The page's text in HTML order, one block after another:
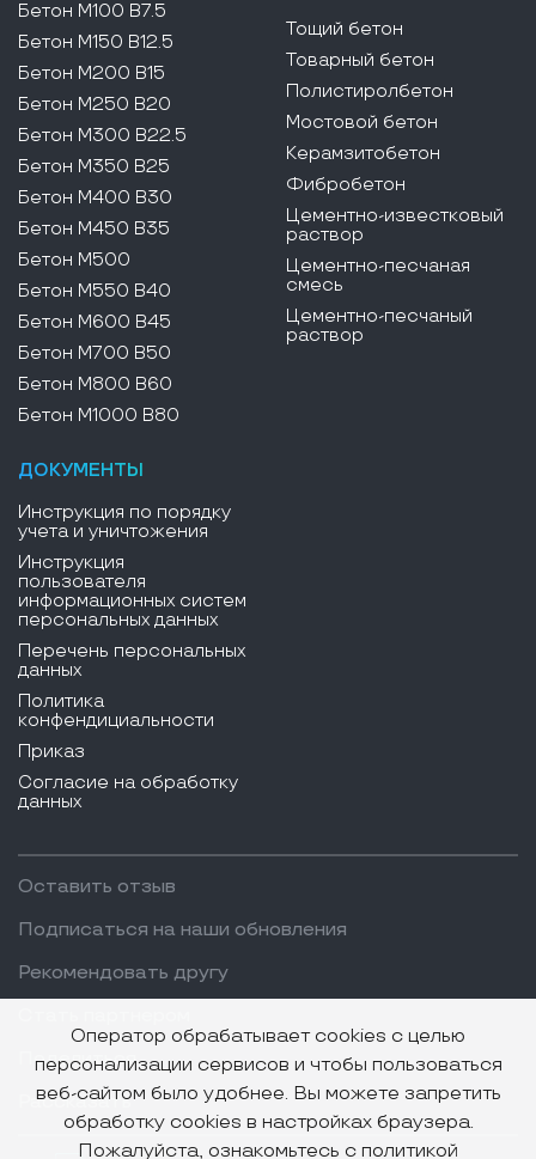
Бетон М100 В7.5
Бетон М150 В12.5
Бетон М200 В15
Бетон М250 В20
Бетон М300 В22.5
Бетон М350 В25
Бетон М400 В30
Бетон М450 В35
Бетон М500
Бетон М550 В40
Бетон М600 В45
Бетон М700 В50
Бетон М800 В60
Бетон М1000 В80
Тощий бетон
Товарный бетон
Полистиролбетон
Мостовой бетон
Керамзитобетон
Фибробетон
Цементно-известковый
раствор
Цементно-песчаная
смесь
Цементно-песчаный
раствор
ДОКУМЕНТЫ
Инструкция по порядку
учета и уничтожения
Инструкция
пользователя
информационных систем
персональных данных
Перечень персональных
данных
Политика
конфендициальности
Приказ
Согласие на обработку
данных
Оставить отзыв
Подписаться на наши обновления
Рекомендовать другу
Поделиться
Рассказать
Оператор обрабатывает cookies с целью
персонализации сервисов и чтобы пользоваться
веб-сайтом было удобнее. Вы можете запретить
обработку cookies в настройках браузера.
Пожалуйста, ознакомьтесь с политикой